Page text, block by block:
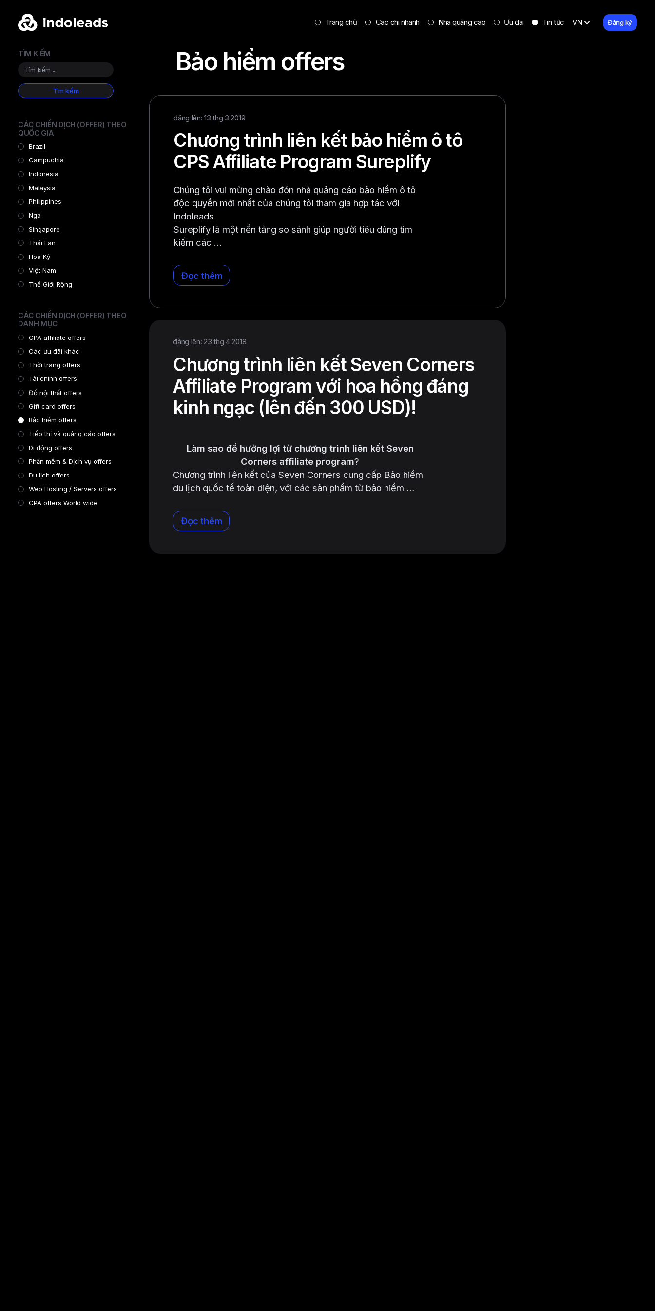
Trang chủ Các chi nhánh Nhà quảng cáo Ưu đãi Tin tức VN Đăng ký
TÌM KIẾM
CÁC CHIẾN DỊCH (OFFER) THEO
QUỐC GIA
Brazil
Campuchia
Indonesia
Malaysia
Philippines
Nga
Singapore
Thái Lan
Hoa Kỳ
Việt Nam
Thế Giới Rộng
CÁC CHIẾN DỊCH (OFFER) THEO
DANH MỤC
CPA affiliate offers
Các ưu đãi khác
Thời trang offers
Tài chính offers
Đồ nội thất offers
Gift card offers
Bảo hiểm offers
Tiếp thị và quảng cáo offers
Di động offers
Phần mềm & Dịch vụ offers
Du lịch offers
Web Hosting / Servers offers
CPA offers World wide
Bảo hiểm offers
đăng lên: 13 thg 3 2019
Chương trình liên kết bảo hiểm ô tô
CPS Affiliate Program Sureplify
Chúng tôi vui mừng chào đón nhà quảng cáo bảo hiểm ô tô
độc quyền mới nhất của chúng tôi tham gia hợp tác với
Indoleads.
Sureplify là một nền tảng so sánh giúp người tiêu dùng tìm
kiếm các …
Đọc thêm
đăng lên: 23 thg 4 2018
Chương trình liên kết Seven Corners
Affiliate Program với hoa hồng đáng
kinh ngạc (lên đến 300 USD)!
Làm sao để hưởng lợi từ chương trình liên kết Seven
Corners affiliate program?
Chương trình liên kết của Seven Corners cung cấp Bảo hiểm
du lịch quốc tế toàn diện, với các sản phẩm từ bảo hiểm …
Đọc thêm